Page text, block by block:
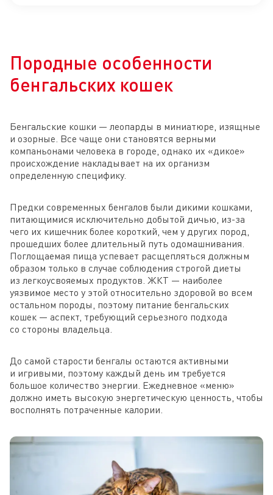
Породные особенности
бенгальских кошек
Бенгальские кошки — леопарды в миниатюре, изящные
и озорные. Все чаще они становятся верными
компаньонами человека в городе, однако их «дикое»
происхождение накладывает на их организм
определенную специфику.
Предки современных бенгалов были дикими кошками,
питающимися исключительно добытой дичью, из-за
чего их кишечник более короткий, чем у других пород,
прошедших более длительный путь одомашнивания.
Поглощаемая пища успевает расщепляться должным
образом только в случае соблюдения строгой диеты
из легкоусвояемых продуктов. ЖКТ — наиболее
уязвимое место у этой относительно здоровой во всем
остальном породы, поэтому питание бенгальских
кошек — аспект, требующий серьезного подхода
со стороны владельца.
До самой старости бенгалы остаются активными
и игривыми, поэтому каждый день им требуется
большое количество энергии. Ежедневное «меню»
должно иметь высокую энергетическую ценность, чтобы
восполнять потраченные калории.